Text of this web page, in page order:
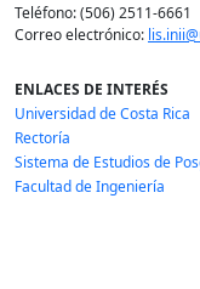
Teléfono: (506) 2511-6661
Correo electrónico:
ENLACES DE INTERÉS
Universidad de Costa Rica
Rectoría
Sistema de Estudios de
Facultad de Ingeniería